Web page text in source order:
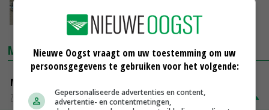
02-05-2017
MARKTPRIJZEN
Magere melkpoeder
Zuivel NL
€ 269,00
Nieuwe Oogst vraagt om uw toestemming om uw
persoonsgegevens te gebruiken voor het volgende:
Gepersonaliseerde advertenties en content,
advertentie- en contentmetingen,